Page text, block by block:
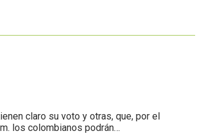
claro su voto y otras, que, por el
los colombianos podrán…